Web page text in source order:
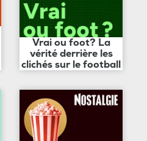
Vrai ou foot? La
vérité derrière les
clichés sur le football